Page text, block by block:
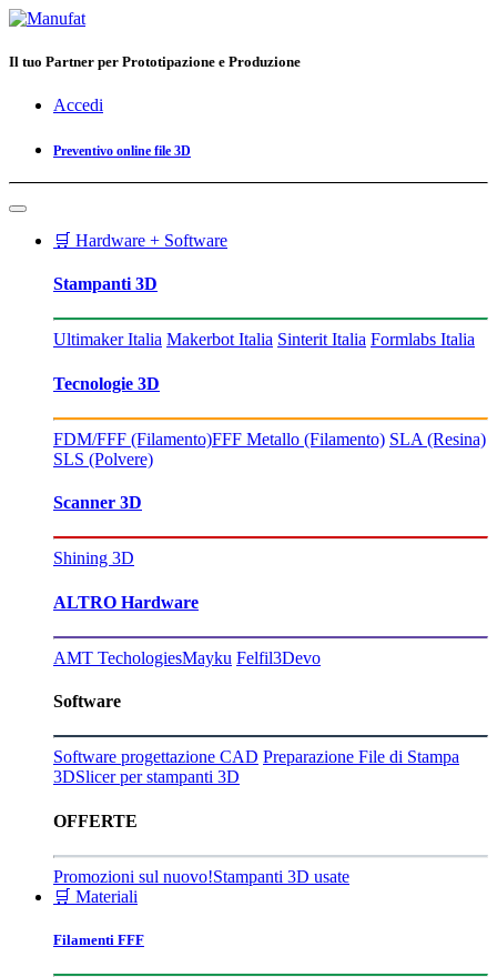
Il tuo Partner per Prototipazione e Produzione
Accedi
Preventivo online file 3D
🛒 Hardware + Software
Stampanti 3D
Ultimaker Italia Makerbot Italia Sinterit Italia Formlabs Italia
Tecnologie 3D
FDM/FFF (Filamento)FFF Metallo (Filamento) SLA (Resina)
SLS (Polvere)
Scanner 3D
Shining 3D
ALTRO Hardware
AMT TechologiesMayku Felfil3Devo
Software
Software progettazione CAD Preparazione File di Stampa
3DSlicer per stampanti 3D
OFFERTE
Promozioni sul nuovo!Stampanti 3D usate
🛒 Materiali
Filamenti FFF